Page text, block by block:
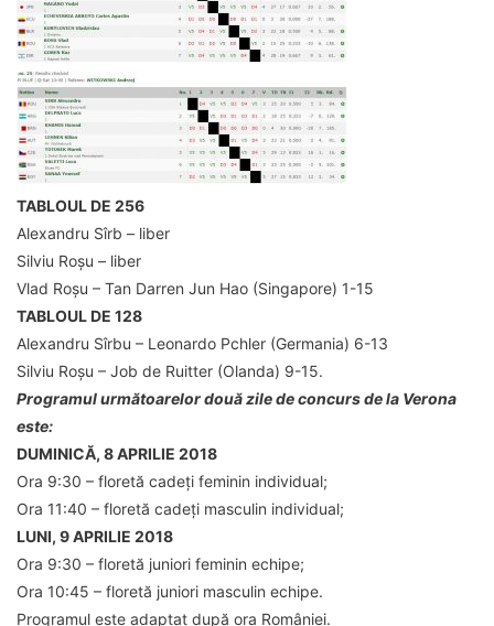
TABLOUL DE 256
Alexandru Sîrb – liber
Silviu Roșu – liber
Vlad Roșu – Tan Darren Jun Hao (Singapore) 1-15
TABLOUL DE 128
Alexandru Sîrbu – Leonardo Pchler (Germania) 6-13
Silviu Roșu – Job de Ruitter (Olanda) 9-15.
Programul următoarelor două zile de concurs de la Verona
este:
DUMINICĂ, 8 APRILIE 2018
Ora 9:30 – floretă cadeți feminin individual;
Ora 11:40 – floretă cadeți masculin individual;
LUNI, 9 APRILIE 2018
Ora 9:30 – floretă juniori feminin echipe;
Ora 10:45 – floretă juniori masculin echipe.
Programul este adaptat după ora României.